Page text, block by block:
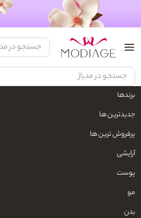
برندها
جدیدترین ها
پرفروش ترین ها
آرایشی
پوست
مو
بدن
می
همه محصولات
۷۱ محصول